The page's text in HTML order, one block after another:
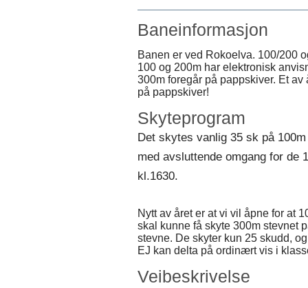
Baneinformasjon
Banen er ved Rokoelva. 100/200
100 og 200m har elektronisk
300m foregår på pappskiver. Et
på pappskiver!
Skyteprogram
Det skytes vanlig 35 sk på
med avsluttende omgang for de
kl.1630.
Nytt av året er at vi vil åpne for at
skal kunne få skyte 300m stevnet
stevne. De skyter kun 25 skudd,
EJ kan delta på ordinært vis i
Veibeskrivelse